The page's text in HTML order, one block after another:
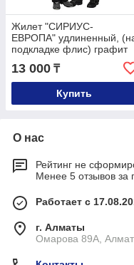
Жилет "СИРИУС-
ЕВРОПА" удлиненный,
подкладке флис) графит
13 000 ₸
Купить
О нас
Рейтинг не
Менее 5 отзывов за
Работает с
г. Алматы
Омарова 89А,